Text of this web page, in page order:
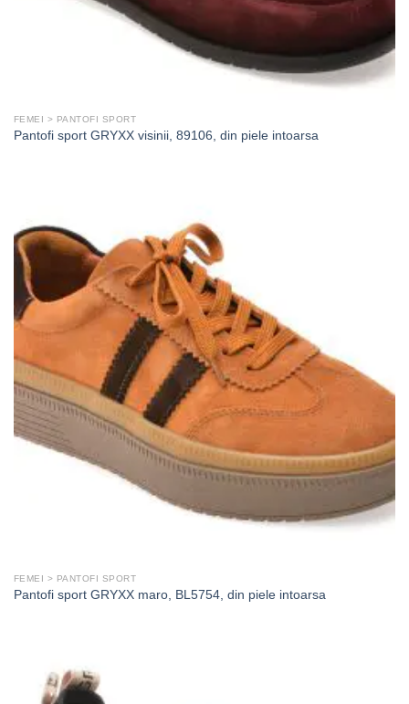
FEMEI > PANTOFI SPORT
Pantofi sport GRYXX visinii, 89106, din piele intoarsa
FEMEI > PANTOFI SPORT
Pantofi sport GRYXX maro, BL5754, din piele intoarsa